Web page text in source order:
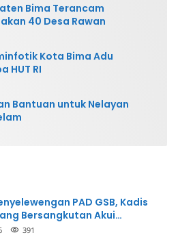
Bima Terancam
40 Desa Rawan
Kota Bima Adu
HUT RI
Bantuan untuk Nelayan
PAD GSB, Kadis
Bersangkutan Akui
dan Siap Mengembalikan
391